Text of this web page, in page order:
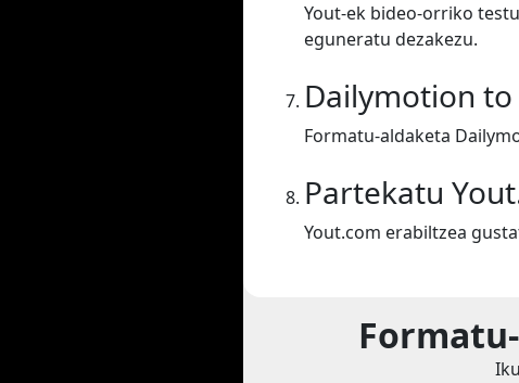
Yout-ek bideo-orriko
eguneratu dezakezu.
Dailymotion to
Formatu-aldaketa
Partekatu
Yout.com erabiltzea